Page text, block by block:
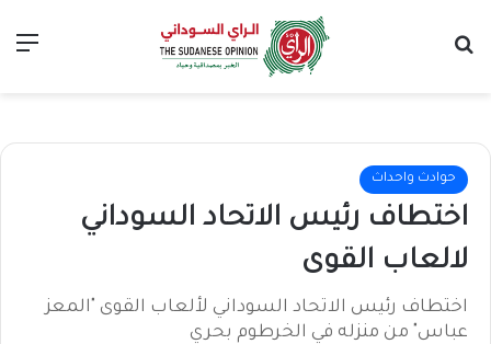
حوادث واحداث
اختطاف رئيس الاتحاد السوداني
لالعاب القوى
اختطاف رئيس الاتحاد السوداني لألعاب القوى "المعز
عباس" من منزله في الخرطوم بحري